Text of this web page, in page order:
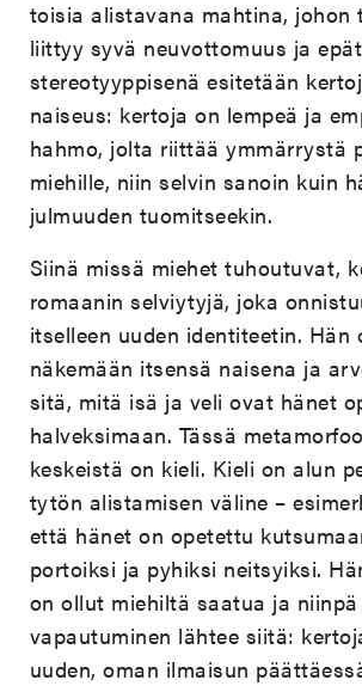
toisia alistavana mahtina, johon
liittyy syvä neuvottomuus ja
stereotyyppisenä esitetään
naiseus: kertoja on lempeä ja
hahmo, jolta riittää ymmärrystä
miehille, niin selvin sanoin kuin
julmuuden tuomitseekin.
Siinä missä miehet tuhoutuvat,
romaanin selviytyjä, joka
itselleen uuden identiteetin. Hän
näkemään itsensä naisena ja
sitä, mitä isä ja veli ovat hänet
halveksimaan. Tässä
keskeistä on kieli. Kieli on alun
tytön alistamisen väline –
että hänet on opetettu
portoiksi ja pyhiksi neitsyiksi.
on ollut miehiltä saatua ja niinpä
vapautuminen lähtee siitä:
uuden, oman ilmaisun